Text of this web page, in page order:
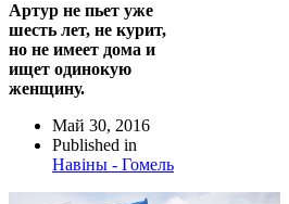
Артур не пьет уже
шесть лет, не курит,
но не имеет дома и
ищет одинокую
женщину.
Май 30, 2016
Published in
Навіны - Гомель